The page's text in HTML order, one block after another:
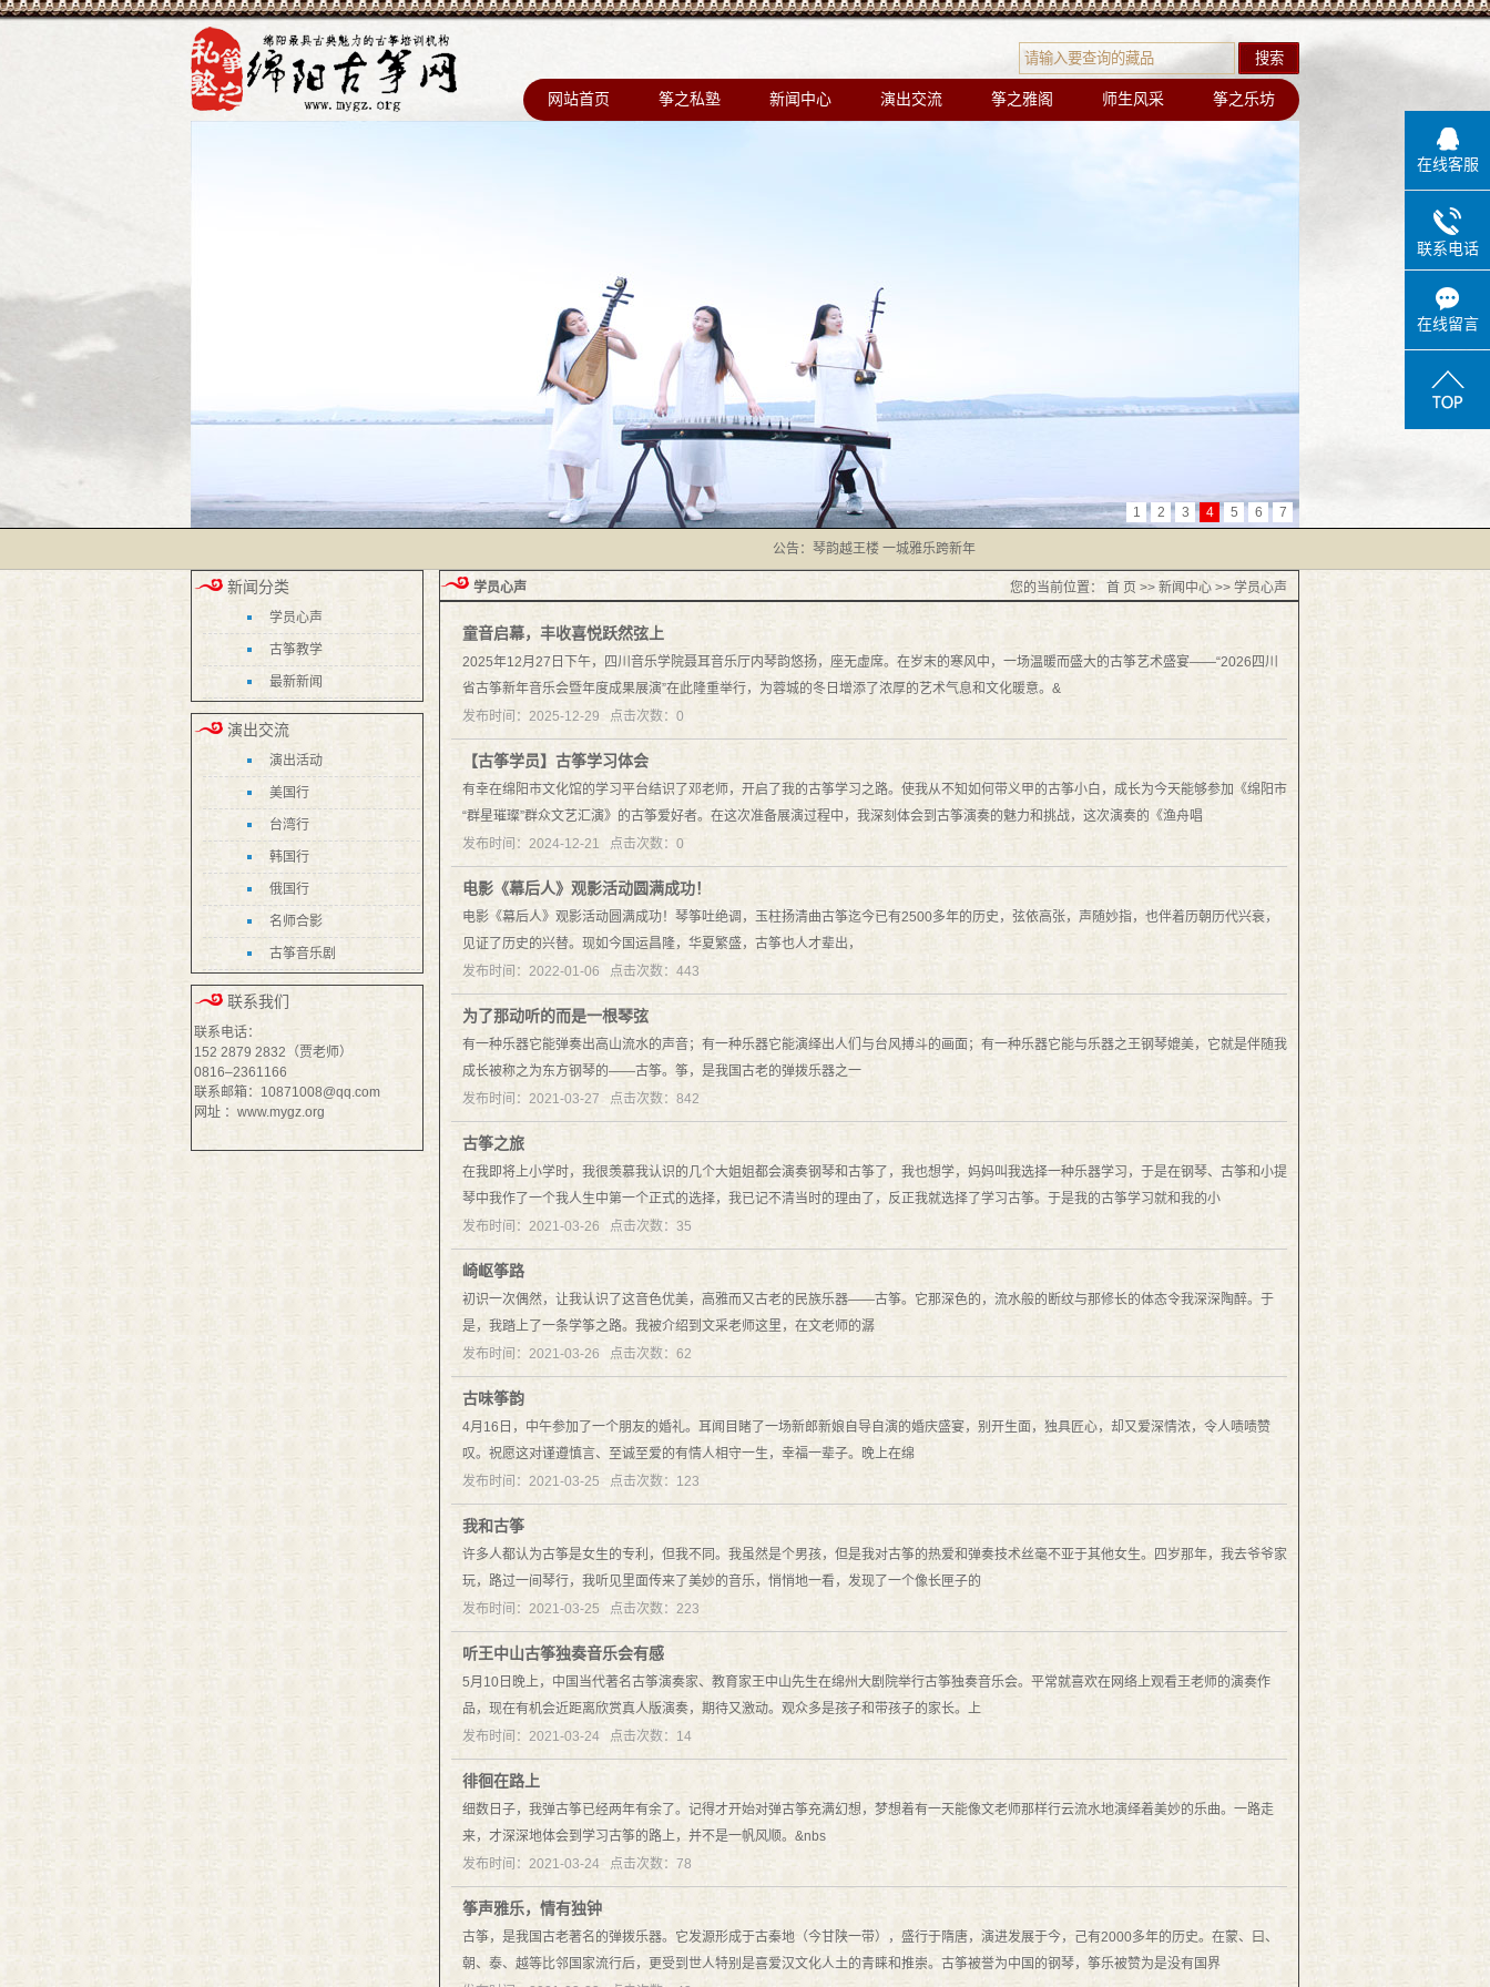
网站首页 筝之私塾 新闻中心 演出交流
古筝音乐剧
筝之雅阁 师生风采 筝之乐坊
1 2 3 4 5 6 7
公告：琴韵越王楼 一城雅乐跨新年
新闻分类
学员心声
古筝教学
最新新闻
演出交流
演出活动
美国行
台湾行
韩国行
俄国行
名师合影
古筝音乐剧
联系我们
联系电话：
152 2879 2832（贾老师）
0816–2361166
联系邮箱：10871008@qq.com
网址 ：www.mygz.org
学员心声 您的当前位置： 首 页 >> 新闻中心 >> 学员心声
童音启幕，丰收喜悦跃然弦上
2025年12月27日下午，四川音乐学院聂耳音乐厅内琴韵悠扬，座无虚席。在岁末的寒风中，一场温暖而盛大的古筝艺术盛宴——“2026四川
省古筝新年音乐会暨年度成果展演”在此隆重举行，为蓉城的冬日增添了浓厚的艺术气息和文化暖意。&
发布时间：2025-12-29 点击次数：0
【古筝学员】古筝学习体会
有幸在绵阳市文化馆的学习平台结识了邓老师，开启了我的古筝学习之路。使我从不知如何带义甲的古筝小白，成长为今天能够参加《绵阳市
“群星璀璨”群众文艺汇演》的古筝爱好者。在这次准备展演过程中，我深刻体会到古筝演奏的魅力和挑战，这次演奏的《渔舟唱
发布时间：2024-12-21 点击次数：0
电影《幕后人》观影活动圆满成功！
电影《幕后人》观影活动圆满成功！琴筝吐绝调，玉柱扬清曲古筝迄今已有2500多年的历史，弦依高张，声随妙指，也伴着历朝历代兴衰，
见证了历史的兴替。现如今国运昌隆，华夏繁盛，古筝也人才辈出，
发布时间：2022-01-06 点击次数：443
为了那动听的而是一根琴弦
有一种乐器它能弹奏出高山流水的声音；有一种乐器它能演绎出人们与台风搏斗的画面；有一种乐器它能与乐器之王钢琴媲美，它就是伴随我
成长被称之为东方钢琴的——古筝。筝，是我国古老的弹拨乐器之一
发布时间：2021-03-27 点击次数：842
古筝之旅
在我即将上小学时，我很羡慕我认识的几个大姐姐都会演奏钢琴和古筝了，我也想学，妈妈叫我选择一种乐器学习，于是在钢琴、古筝和小提
琴中我作了一个我人生中第一个正式的选择，我已记不清当时的理由了，反正我就选择了学习古筝。于是我的古筝学习就和我的小
发布时间：2021-03-26 点击次数：35
崎岖筝路
初识一次偶然，让我认识了这音色优美，高雅而又古老的民族乐器——古筝。它那深色的，流水般的断纹与那修长的体态令我深深陶醉。于
是，我踏上了一条学筝之路。我被介绍到文采老师这里，在文老师的潺
发布时间：2021-03-26 点击次数：62
古味筝韵
4月16日，中午参加了一个朋友的婚礼。耳闻目睹了一场新郎新娘自导自演的婚庆盛宴，别开生面，独具匠心，却又爱深情浓，令人啧啧赞
叹。祝愿这对谨遵慎言、至诚至爱的有情人相守一生，幸福一辈子。晚上在绵
发布时间：2021-03-25 点击次数：123
我和古筝
许多人都认为古筝是女生的专利，但我不同。我虽然是个男孩，但是我对古筝的热爱和弹奏技术丝毫不亚于其他女生。四岁那年，我去爷爷家
玩，路过一间琴行，我听见里面传来了美妙的音乐，悄悄地一看，发现了一个像长匣子的
发布时间：2021-03-25 点击次数：223
听王中山古筝独奏音乐会有感
5月10日晚上，中国当代著名古筝演奏家、教育家王中山先生在绵州大剧院举行古筝独奏音乐会。平常就喜欢在网络上观看王老师的演奏作
品，现在有机会近距离欣赏真人版演奏，期待又激动。观众多是孩子和带孩子的家长。上
发布时间：2021-03-24 点击次数：14
徘徊在路上
细数日子，我弹古筝已经两年有余了。记得才开始对弹古筝充满幻想，梦想着有一天能像文老师那样行云流水地演绎着美妙的乐曲。一路走
来，才深深地体会到学习古筝的路上，并不是一帆风顺。&nbs
发布时间：2021-03-24 点击次数：78
筝声雅乐，情有独钟
古筝，是我国古老著名的弹拨乐器。它发源形成于古秦地（今甘陕一带），盛行于隋唐，演进发展于今，己有2000多年的历史。在蒙、曰、
朝、泰、越等比邻国家流行后，更受到世人特别是喜爱汉文化人土的青睐和推崇。古筝被誉为中国的钢琴，筝乐被赞为是没有国界
在线客服
联系电话
在线留言